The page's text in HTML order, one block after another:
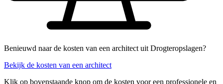
Benieuwd naar de kosten van een architect uit Drogteropslagen?
Bekijk de kosten van een architect
Klik op bovenstaande knop om de kosten voor een professionele en